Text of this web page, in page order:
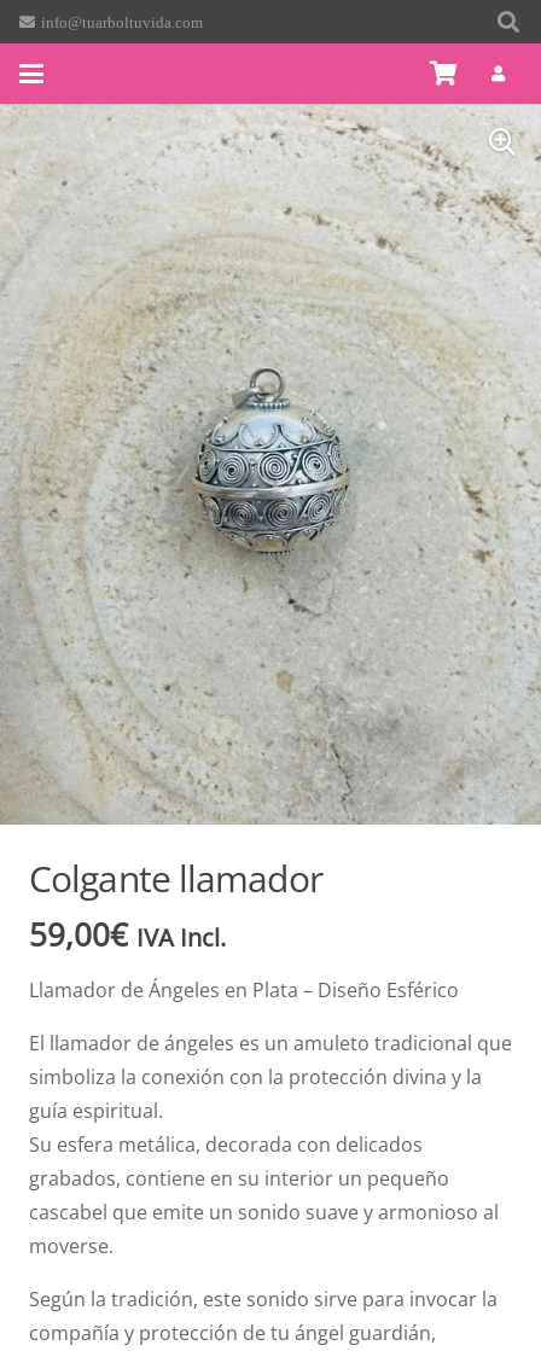
info@tuarboltuvida.com
Colgante llamador
59,00€ IVA Incl.
Llamador de Ángeles en Plata – Diseño Esférico
El llamador de ángeles es un amuleto tradicional que
simboliza la conexión con la protección divina y la
guía espiritual.
Su esfera metálica, decorada con delicados
grabados, contiene en su interior un pequeño
cascabel que emite un sonido suave y armonioso al
moverse.
Según la tradición, este sonido sirve para invocar la
compañía y protección de tu ángel guardián,